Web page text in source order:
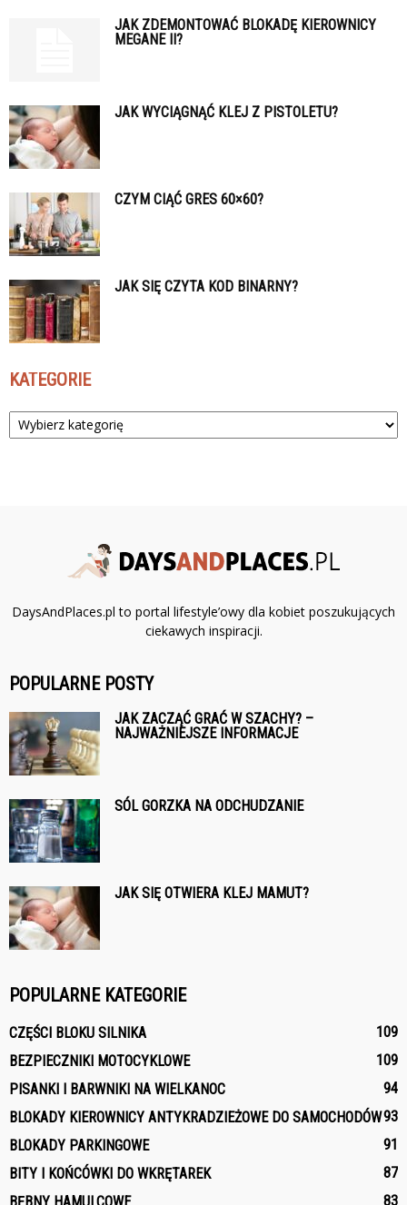
JAK ZDEMONTOWAĆ BLOKADĘ KIEROWNICY
MEGANE II?
JAK WYCIĄGNĄĆ KLEJ Z PISTOLETU?
CZYM CIĄĆ GRES 60×60?
JAK SIĘ CZYTA KOD BINARNY?
KATEGORIE
Kategorie
DaysAndPlaces.pl to portal lifestyle’owy dla kobiet poszukujących
ciekawych inspiracji.
POPULARNE POSTY
JAK ZACZĄĆ GRAĆ W SZACHY? –
NAJWAŻNIEJSZE INFORMACJE
SÓL GORZKA NA ODCHUDZANIE
JAK SIĘ OTWIERA KLEJ MAMUT?
POPULARNE KATEGORIE
CZĘŚCI BLOKU SILNIKA
109
BEZPIECZNIKI MOTOCYKLOWE
109
PISANKI I BARWNIKI NA WIELKANOC
94
BLOKADY KIEROWNICY ANTYKRADZIEŻOWE DO SAMOCHODÓW93
BLOKADY PARKINGOWE
91
BITY I KOŃCÓWKI DO WKRĘTAREK
87
83